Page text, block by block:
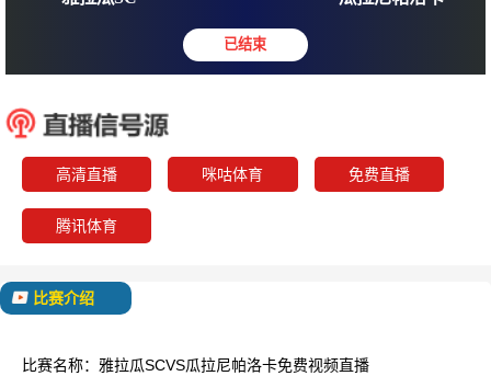
2026-06-04 02:00:00
1 : 3
高清直播 咪咕体育 免费直播
腾讯体育
比赛介绍
比赛名称： 雅拉瓜SCVS瓜拉尼帕洛卡免费视频直播